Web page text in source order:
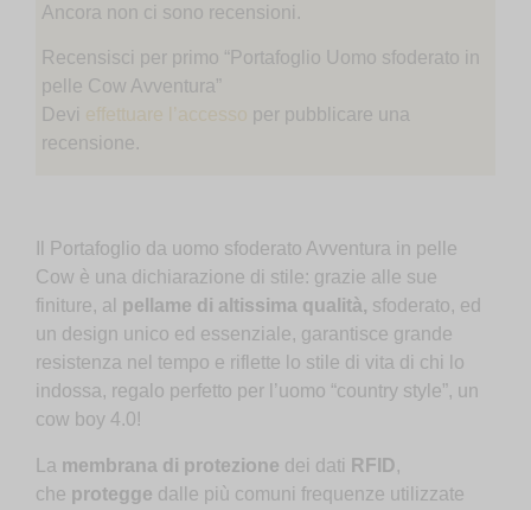
Ancora non ci sono recensioni.
Recensisci per primo “Portafoglio Uomo sfoderato in
pelle Cow Avventura”
Devi effettuare l’accesso per pubblicare una
recensione.
Il Portafoglio da uomo sfoderato Avventura in pelle
Cow è una dichiarazione di stile: grazie alle sue
finiture, al pellame di altissima qualità, sfoderato, ed
un design unico ed essenziale, garantisce grande
resistenza nel tempo e riflette lo stile di vita di chi lo
indossa, regalo perfetto per l’uomo “country style”, un
cow boy 4.0!
La membrana di protezione dei dati RFID,
che protegge dalle più comuni frequenze utilizzate